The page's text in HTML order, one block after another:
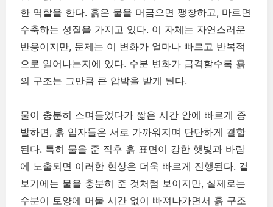
한 역할을 한다. 흙은 물을 머금으면 팽창하고, 마르면
수축하는 성질을 가지고 있다. 이 자체는 자연스러운
반응이지만, 문제는 이 변화가 얼마나 빠르고 반복적
으로 일어나는지에 있다. 수분 변화가 급격할수록 흙
의 구조는 그만큼 큰 압박을 받게 된다.
물이 충분히 스며들었다가 짧은 시간 안에 빠르게 증
발하면, 흙 입자들은 서로 가까워지며 단단하게 결합
된다. 특히 물을 준 직후 흙 표면이 강한 햇빛과 바람
에 노출되면 이러한 현상은 더욱 빠르게 진행된다. 겉
보기에는 물을 충분히 준 것처럼 보이지만, 실제로는
수분이 토양에 머물 시간 없이 빠져나가면서 흙 구조